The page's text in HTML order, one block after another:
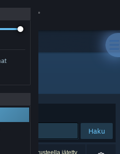
Haku
asetustesi perusteella jätetty